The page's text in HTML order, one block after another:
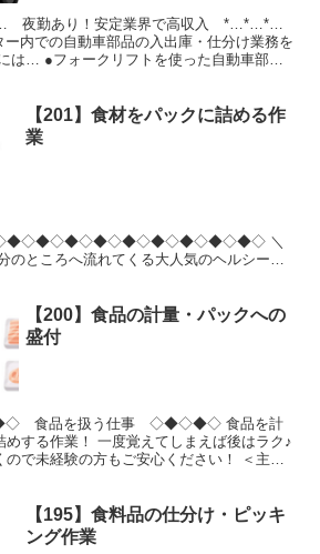
夜勤あり！安定業界で高収入 *…*…*…
内での自動車部品の入出庫・仕分け業務を
は… ●フォークリフトを使った自動車部品
【201】食材をパックに詰める作
業
＼
のところへ流れてくる大人気のヘルシーな
【200】食品の計量・パックへの
盛付
食品を扱う仕事 ◇◆◇◆◇ 食品を計
めする作業！ 一度覚えてしまえば後はラク♪
ので未経験の方もご安心ください！ ＜主な
【195】食料品の仕分け・ピッキ
ング作業